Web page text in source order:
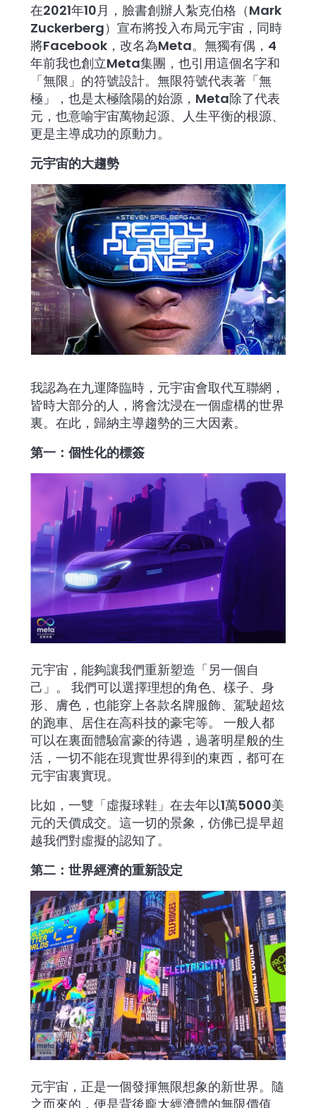
在2021年10月，臉書創辦人紮克伯格（Mark
Zuckerberg）宣布將投入布局元宇宙，同時
將Facebook，改名為Meta。無獨有偶，4
年前我也創立Meta集團，也引用這個名字和
「無限」的符號設計。無限符號代表著「無
極」，也是太極陰陽的始源，Meta除了代表
元，也意喻宇宙萬物起源、人生平衡的根源、
更是主導成功的原動力。
元宇宙的大趨勢
我認為在九運降臨時，元宇宙會取代互聯網，
皆時大部分的人，將會沈浸在一個虛構的世界
裏。在此，歸納主導趨勢的三大因素。
第一：個性化的標簽
元宇宙，能夠讓我們重新塑造「另一個自
己」。 我們可以選擇理想的角色、樣子、身
形、膚色，也能穿上各款名牌服飾、駕駛超炫
的跑車、居住在高科技的豪宅等。 一般人都
可以在裏面體驗富豪的待遇，過著明星般的生
活，一切不能在現實世界得到的東西，都可在
元宇宙裏實現。
比如，一雙「虛擬球鞋」在去年以1萬5000美
元的天價成交。這一切的景象，仿佛已提早超
越我們對虛擬的認知了。
第二：世界經濟的重新設定
元宇宙，正是一個發揮無限想象的新世界。隨
之而來的，便是背後龐大經濟體的無限價值